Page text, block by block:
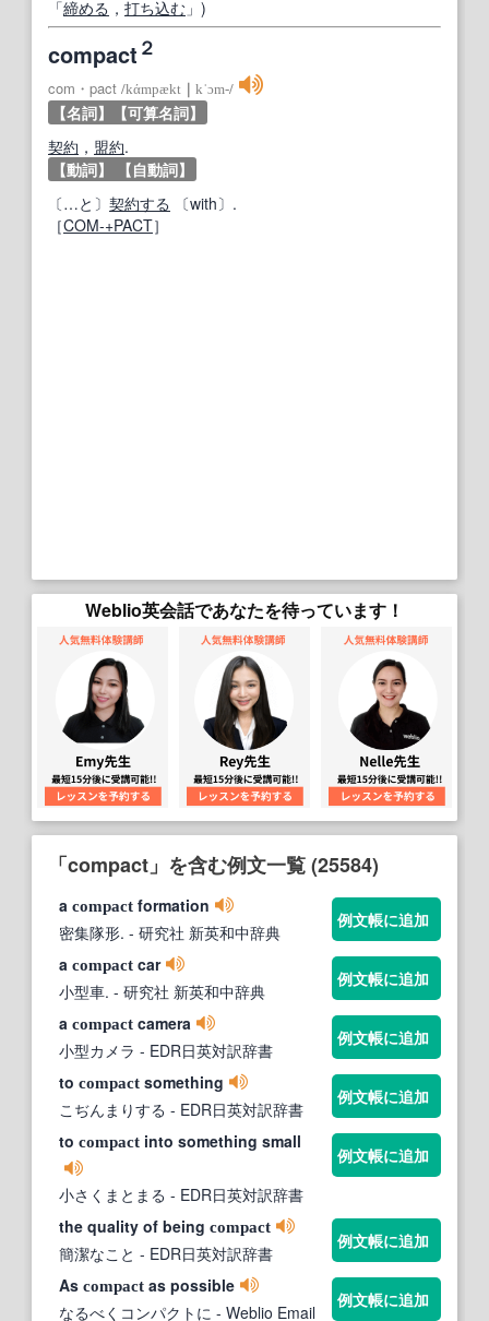
「締める ， 打ち込む 」)
compact ２
com・pact /kάmpækt kˈɔm‐/
【名詞】
【可算名詞】
契約 ， 盟約.
【動詞】
【自動詞】
〔…と〕 契約する 〔with〕.
［COM‐+PACT］
Weblio英会話であなたを待っています！
「compact」を含む例文一覧 (25584)
a compact formation
密集隊形. - 研究社 新英和中辞典
例文帳に追加
a compact car
小型車. - 研究社 新英和中辞典
例文帳に追加
a compact camera
小型カメラ - EDR日英対訳辞書
例文帳に追加
to compact something
こぢんまりする - EDR日英対訳辞書
例文帳に追加
to compact into something small
小さくまとまる - EDR日英対訳辞書
例文帳に追加
the quality of being compact
簡潔なこと - EDR日英対訳辞書
例文帳に追加
As compact as possible
なるべくコンパクトに - Weblio Email
例文帳に追加